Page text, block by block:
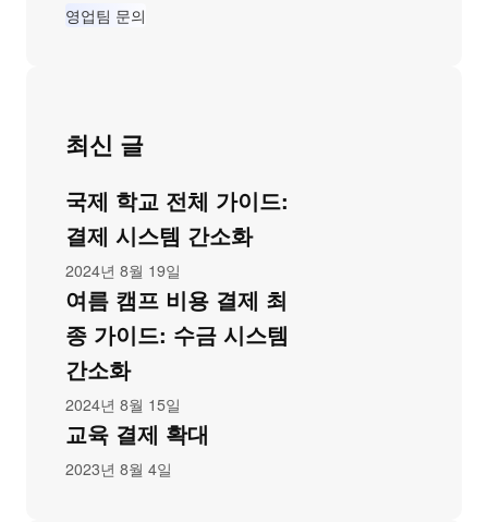
영업팀 문의
최신 글
국제 학교 전체 가이드:
결제 시스템 간소화
2024년 8월 19일
여름 캠프 비용 결제 최
종 가이드: 수금 시스템
간소화
2024년 8월 15일
교육 결제 확대
2023년 8월 4일